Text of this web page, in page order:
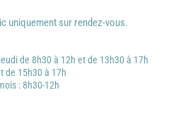
uniquement sur rendez-vous.
de 8h30 à 12h et de 13h30 à 17h
de 15h30 à 17h
: 8h30-12h